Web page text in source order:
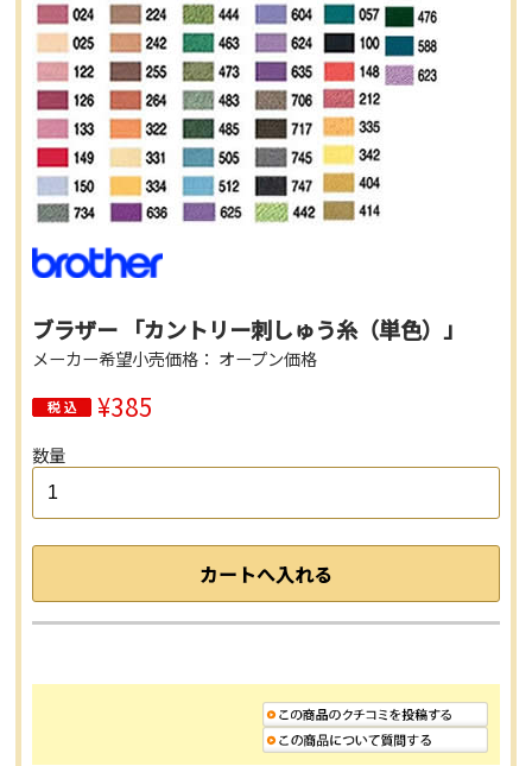
ブラザー 「カントリー刺しゅう糸（単色）」
メーカー希望小売価格： オープン価格
¥385
数量